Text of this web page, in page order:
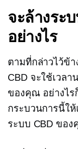
จะล้างระ
อย่างไร
ตามที่กล่าวไว้ข้
CBD จะใช้เวล
ของคุณ อย่างไร
กระบวนการนี้ใ
ระบบ CBD ขอ